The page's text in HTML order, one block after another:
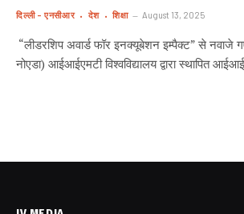
दिल्ली - एनसीआर देश शिक्षा August 13, 2025
“लीडरशिप अवार्ड फॉर इनक्यूबेशन इम्पैक्ट” से नवाजे
नोएडा) आईआईएमटी विश्वविद्यालय द्वारा स्थापित